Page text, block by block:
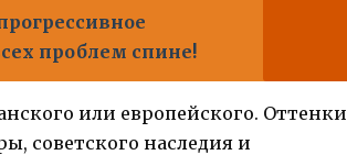
проблем спине!
или европейского. Оттенки
советского наследия и